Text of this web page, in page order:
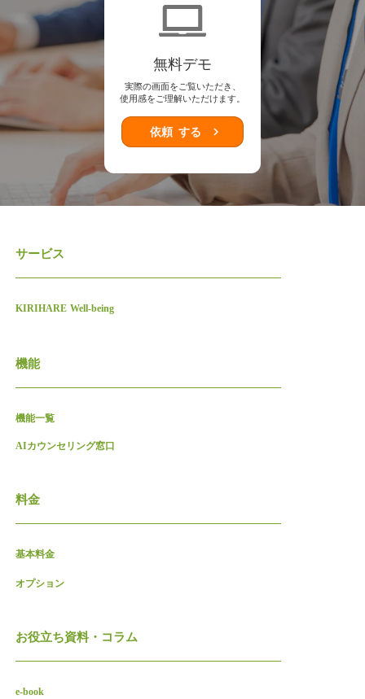
無料デモ
実際の画面をご覧いただき、
使用感をご理解いただけます。
依頼 する keyboard_arrow_right
サービス
KIRIHARE Well-being
機能
機能一覧
AIカウンセリング窓口
料金
基本料金
オプション
お役立ち資料・コラム
e-book